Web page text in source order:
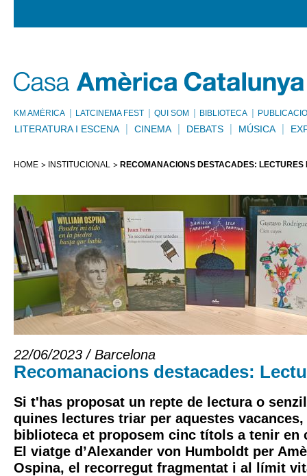
KM AMÈRICA LATCINEMA FEST QUI SOM BIBLIOTECA
LITERATURA I ESCENA CINEMA DEBATS MÚSICA
HOME INSTITUCIONAL RECOMANACIONS DESTACADES: LECTURES
22/06/2023 / Barcelona
Recomanacions destacades:
Si t'has proposat un repte de lectura o
quines lectures triar per aquestes vacances,
biblioteca et proposem cinc títols a tenir en
El viatge d’Alexander von Humboldt per
Ospina, el recorregut fragmentat i al límit